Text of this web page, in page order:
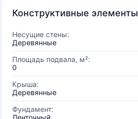
Конструктивные элементы
Несущие стены:
Деревянные
Площадь подвала, м²:
0
Крыша:
Деревянные
Фундамент:
Ленточный